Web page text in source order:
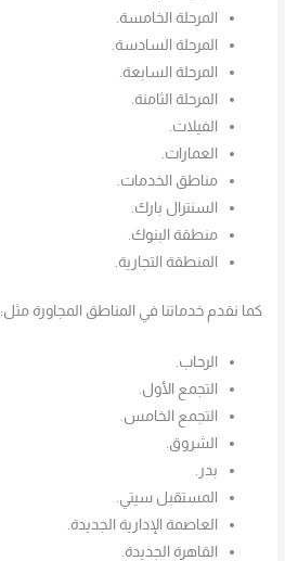
المرحلة الخامسة.
المرحلة السادسة.
المرحلة السابعة.
المرحلة الثامنة.
الفيلات.
العمارات.
مناطق الخدمات.
السنترال بارك.
منطقة البنوك.
المنطقة التجارية.
كما نقدم خدماتنا في المناطق المجاورة مثل:
الرحاب.
التجمع الأول.
التجمع الخامس.
الشروق.
بدر.
المستقبل سيتي.
العاصمة الإدارية الجديدة.
القاهرة الجديدة.